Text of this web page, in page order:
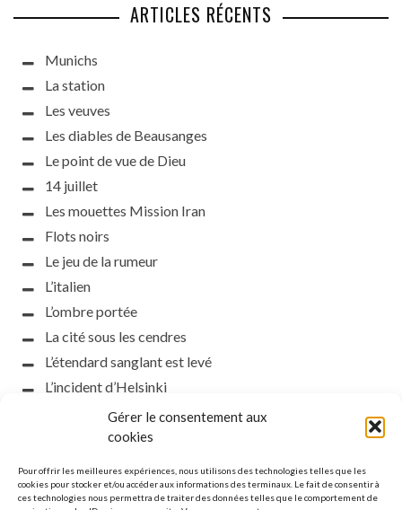
Gérer le consentement aux
cookies
Pour offrir les meilleures expériences, nous utilisons des technologies telles que les
cookies pour stocker et/ou accéder aux informations des terminaux. Le fait de consentir à
ces technologies nous permettra de traiter des données telles que le comportement de
ARTICLES RÉCENTS
Munichs
La station
Les veuves
Les diables de Beausanges
Le point de vue de Dieu
14 juillet
Les mouettes Mission Iran
Flots noirs
Le jeu de la rumeur
L’italien
L’ombre portée
La cité sous les cendres
L’étendard sanglant est levé
L’incident d’Helsinki
la petite fasciste
Toutes les nuances de la nuit
Que s’obscurcissent le soleil et la lumière